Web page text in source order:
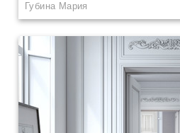
Губина Мария